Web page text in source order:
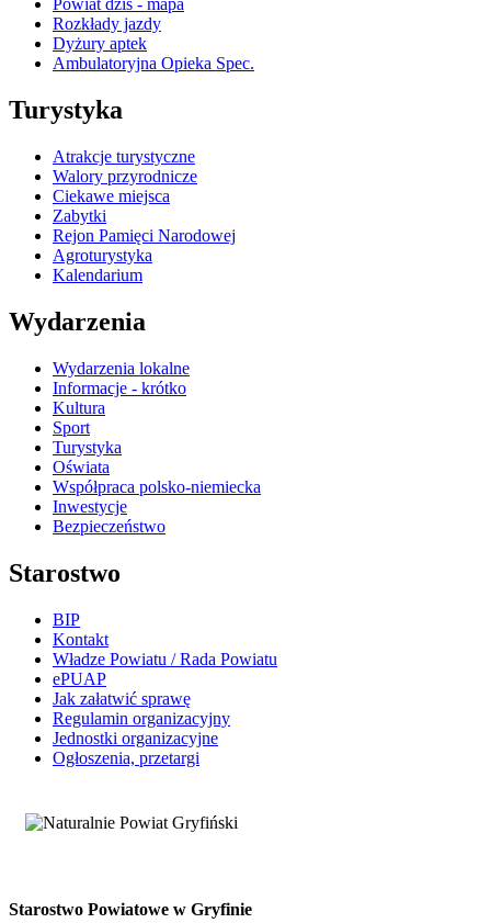
Powiat dziś - mapa
Rozkłady jazdy
Dyżury aptek
Ambulatoryjna Opieka Spec.
Turystyka
Atrakcje turystyczne
Walory przyrodnicze
Ciekawe miejsca
Zabytki
Rejon Pamięci Narodowej
Agroturystyka
Kalendarium
Wydarzenia
Wydarzenia lokalne
Informacje - krótko
Kultura
Sport
Turystyka
Oświata
Współpraca polsko-niemiecka
Inwestycje
Bezpieczeństwo
Starostwo
BIP
Kontakt
Władze Powiatu / Rada Powiatu
ePUAP
Jak załatwić sprawę
Regulamin organizacyjny
Jednostki organizacyjne
Ogłoszenia, przetargi
Starostwo Powiatowe w Gryfinie